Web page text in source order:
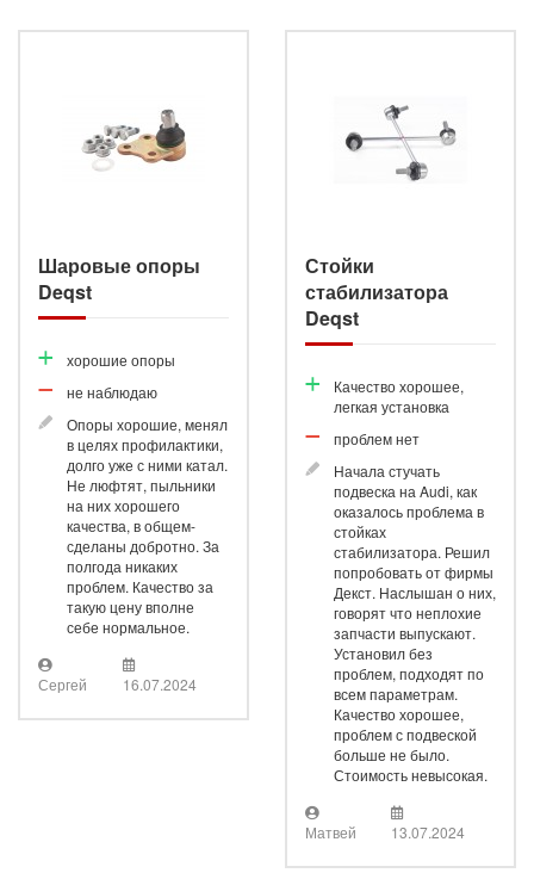
Шаровые опоры
Deqst
хорошие опоры
не наблюдаю
Опоры хорошие, менял
в целях профилактики,
долго уже с ними катал.
Не люфтят, пыльники
на них хорошего
качества, в общем-
сделаны добротно. За
полгода никаких
проблем. Качество за
такую цену вполне
себе нормальное.
Сергей 16.07.2024
Стойки
стабилизатора
Deqst
Качество хорошее,
легкая установка
проблем нет
Начала стучать
подвеска на Audi, как
оказалось проблема в
стойках
стабилизатора. Решил
попробовать от фирмы
Декст. Наслышан о них,
говорят что неплохие
запчасти выпускают.
Установил без
проблем, подходят по
всем параметрам.
Качество хорошее,
проблем с подвеской
больше не было.
Стоимость невысокая.
Матвей 13.07.2024